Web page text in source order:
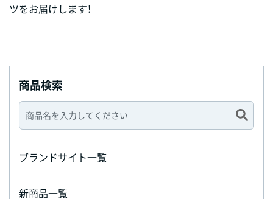
ツをお届けします！
商品検索
ブランドサイト一覧
新商品一覧